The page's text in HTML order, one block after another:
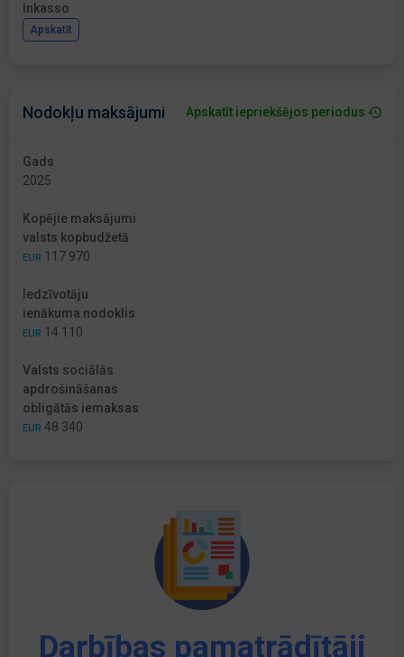
Inkasso
Apskatīt
Nodokļu maksājumi Apskatīt iepriekšējos periodus
Gads
2025
Kopējie maksājumi
valsts kopbudžetā
EUR 117 970
Iedzīvotāju
ienākuma nodoklis
EUR 14 110
Valsts sociālās
apdrošināšanas
obligātās iemaksas
EUR 48 340
Darbības pamatrādītāji